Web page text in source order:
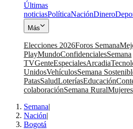
Últimas
noticiasPolíticaNaciónDinero
Más
Elecciones 2026Foros Semana
PlayMundoConfidencialesSemana
TVGenteEspecialesArcadia
UnidosVehículosSemana
PatasSaludLoteríasEducación
colaboraciónSemana RuralMujeres
Semana|
Nación|
Bogotá